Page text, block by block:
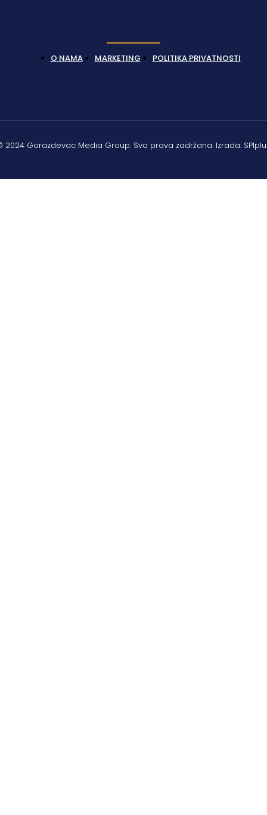
O NAMA MARKETING POLITIKA PRIVATNOSTI
2024 Gorazdevac Media Group. Sva prava zadržana. Izrada: